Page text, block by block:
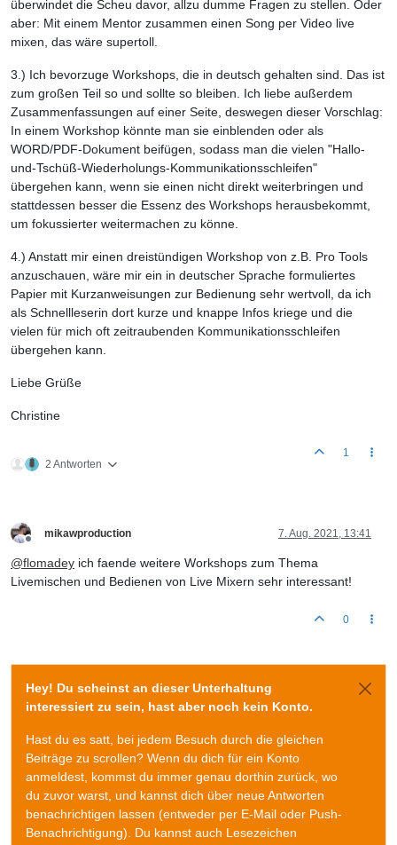
überwindet die Scheu davor, allzu dumme Fragen zu stellen. Oder
aber: Mit einem Mentor zusammen einen Song per Video live
mixen, das wäre supertoll.
3.) Ich bevorzuge Workshops, die in deutsch gehalten sind. Das ist
zum großen Teil so und sollte so bleiben. Ich liebe außerdem
Zusammenfassungen auf einer Seite, deswegen dieser Vorschlag:
In einem Workshop könnte man sie einblenden oder als
WORD/PDF-Dokument beifügen, sodass man die vielen "Hallo-
und-Tschüß-Wiederholungs-Kommunikationsschleifen"
übergehen kann, wenn sie einen nicht direkt weiterbringen und
stattdessen besser die Essenz des Workshops herausbekommt,
um fokussierter weitermachen zu könne.
4.) Anstatt mir einen dreistündigen Workshop von z.B. Pro Tools
anzuschauen, wäre mir ein in deutscher Sprache formuliertes
Papier mit Kurzanweisungen zur Bedienung sehr wertvoll, da ich
als Schnellleserin dort kurze und knappe Infos kriege und die
vielen für mich oft zeitraubenden Kommunikationsschleifen
übergehen kann.
Liebe Grüße
Christine
2 Antworten
1
mikawproduction 7. Aug. 2021, 13:41
@flomadey ich faende weitere Workshops zum Thema
Livemischen und Bedienen von Live Mixern sehr interessant!
0
Hey! Du scheinst an dieser Unterhaltung
interessiert zu sein, hast aber noch kein Konto.
Hast du es satt, bei jedem Besuch durch die gleichen
Beiträge zu scrollen? Wenn du dich für ein Konto
anmeldest, kommst du immer genau dorthin zurück, wo
du zuvor warst, und kannst dich über neue Antworten
benachrichtigen lassen (entweder per E-Mail oder Push-
Benachrichtigung). Du kannst auch Lesezeichen